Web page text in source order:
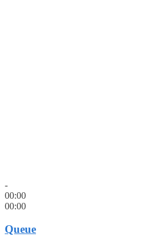
-
00:00
00:00
Queue